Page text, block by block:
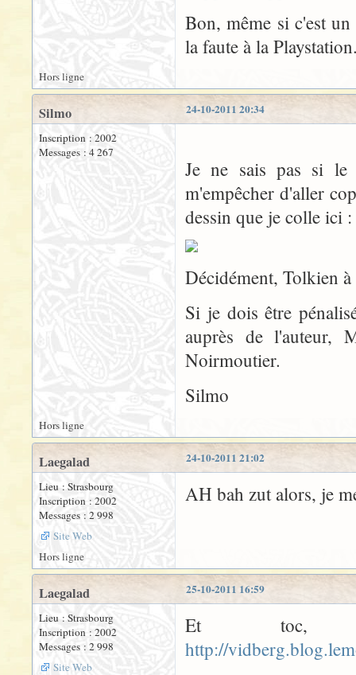
Bon, même si c'est
la faute à la
Hors ligne
24-10-2011 20:34
Silmo
Inscription : 2002
Messages : 4 267
Je ne sais pas si le
m'empêcher d'aller
dessin que je colle ici :
Décidément, Tolkien
Si je dois être
auprès de l'auteur,
Noirmoutier.
Silmo
Hors ligne
24-10-2011 21:02
Laegalad
Lieu : Strasbourg
Inscription : 2002
Messages : 2 998
Site Web
AH bah zut alors, je
Hors ligne
25-10-2011 16:59
Laegalad
Lieu : Strasbourg
Inscription : 2002
Messages : 2 998
Site Web
Et toc,
http://